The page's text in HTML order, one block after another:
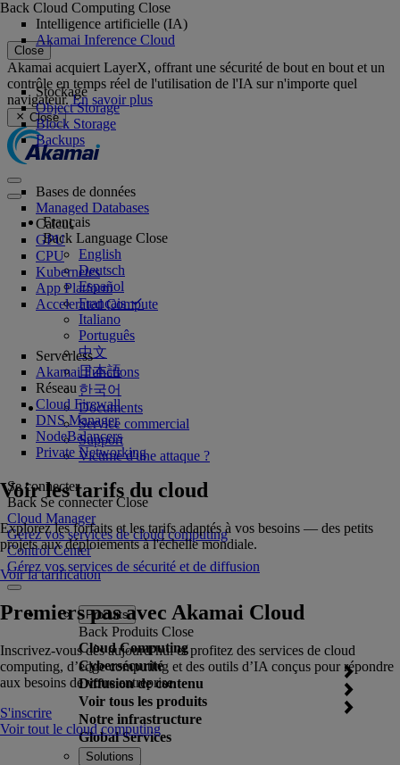
Close
Akamai acquiert LayerX, offrant une sécurité de bout en bout et un
contrôle en temps réel de l'utilisation de l'IA sur n'importe quel
navigateur.En savoir plus
Close
Français
Back Language Close
English
Deutsch
Español
Français
Italiano
Português
中文
日本語
한국어
Documents
Service commercial
Support
Victime d'une attaque ?
Se connecter
Back Se connecter Close
Cloud Manager
Gérez vos services de cloud computing
Control Center
Gérez vos services de sécurité et de diffusion
Produits
Back Produits Close
Cloud Computing
Cybersécurité
Diffusion de contenu
Voir tous les produits
Notre infrastructure
Global Services
Back Cloud Computing Close
Intelligence artificielle (IA)
Akamai Inference Cloud
Stockage
Object Storage
Block Storage
Backups
Bases de données
Managed Databases
Calcul
GPU
CPU
Kubernetes
App Platform
Accelerated Compute
Serverless
Akamai Functions
Réseau
Cloud Firewall
DNS Manager
NodeBalancers
Private Networking
Voir les tarifs du cloud
Explorez les forfaits et les tarifs adaptés à vos besoins — des petits
projets aux déploiements à l'échelle mondiale.
Voir la tarification
Premiers pas avec Akamai Cloud
Inscrivez-vous dès aujourd’hui et profitez des services de cloud
computing, d’edge computing et des outils d’IA conçus pour répondre
aux besoins de votre entreprise.
S'inscrire
Voir tout le cloud computing
Solutions